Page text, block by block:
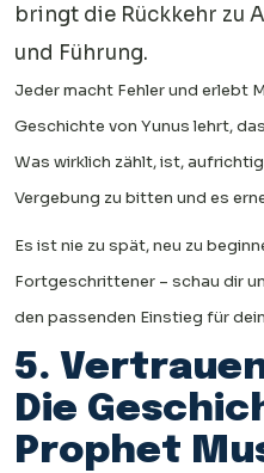
bringt die Rückkehr zu
und Führung.
Jeder macht Fehler und erlebt
Geschichte von Yunus lehrt,
Was wirklich zählt, ist,
Vergebung zu bitten und es
Es ist nie zu spät, neu zu
Fortgeschrittener – schau dir
den passenden Einstieg für
5.
Die
Prophet